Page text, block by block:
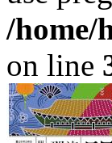
/home/
on line